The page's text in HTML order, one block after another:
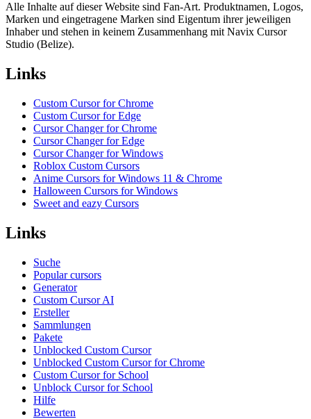
Alle Inhalte auf dieser Website sind Fan-Art. Produktnamen, Logos,
Marken und eingetragene Marken sind Eigentum ihrer jeweiligen
Inhaber und stehen in keinem Zusammenhang mit Navix Cursor
Studio (Belize).
Links
Custom Cursor for Chrome
Custom Cursor for Edge
Cursor Changer for Chrome
Cursor Changer for Edge
Cursor Changer for Windows
Roblox Custom Cursors
Anime Cursors for Windows 11 & Chrome
Halloween Cursors for Windows
Sweet and eazy Cursors
Links
Suche
Popular cursors
Generator
Custom Cursor AI
Ersteller
Sammlungen
Pakete
Unblocked Custom Cursor
Unblocked Custom Cursor for Chrome
Custom Cursor for School
Unblock Cursor for School
Hilfe
Bewerten